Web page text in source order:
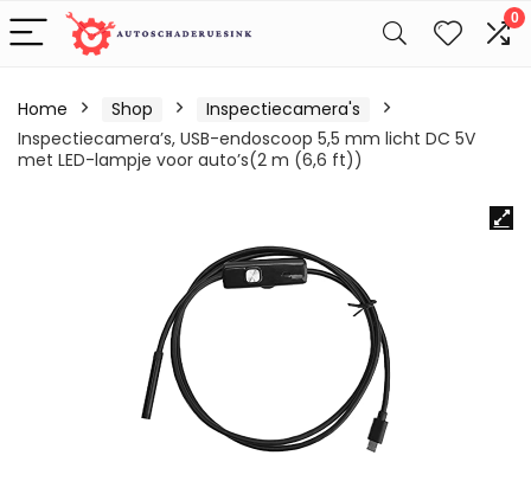
0
Home Shop
Inspectiecamera's
Inspectiecamera’s, USB-endoscoop 5,5 mm licht DC 5V
met LED-lampje voor auto’s(2 m (6,6 ft))